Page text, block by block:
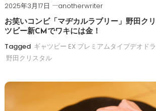
2025年3月17日 anotherwriter
お笑いコンビ「マヂカルラブリー」野田ク
ツビー新CMでワキには金！
Tagged ギャツビー EX プレミアムタイプデオド
野田クリスタル